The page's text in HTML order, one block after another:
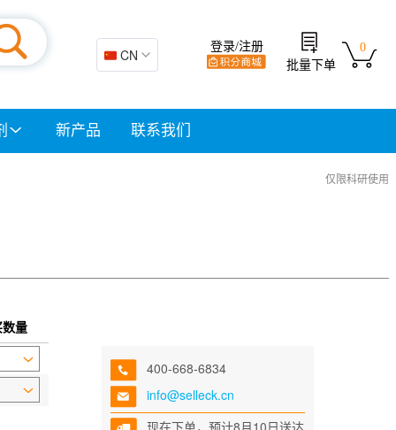
🇨🇳 CN
0
批量下单
登录/注册
新产品 联系我们
仅限科研使用
量
400-668-6834
info@selleck.cn